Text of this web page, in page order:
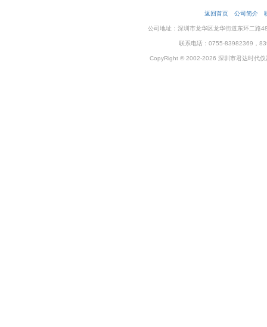
返回首页 公司简介
公司地址：深圳市龙华区龙华街道东环二
联系电话：0755-83982369，
CopyRight © 2002-2026 深圳市君达时代